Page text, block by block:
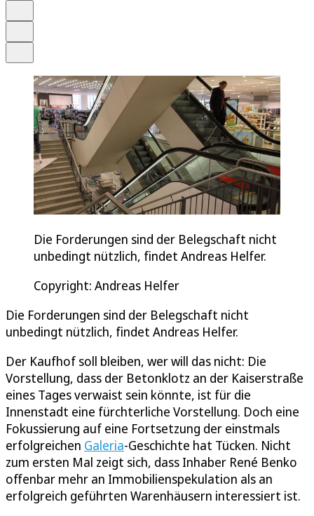
Die Forderungen sind der Belegschaft nicht
unbedingt nützlich, findet Andreas Helfer.
Copyright: Andreas Helfer
Die Forderungen sind der Belegschaft nicht
unbedingt nützlich, findet Andreas Helfer.
Der Kaufhof soll bleiben, wer will das nicht: Die
Vorstellung, dass der Betonklotz an der Kaiserstraße
eines Tages verwaist sein könnte, ist für die
Innenstadt eine fürchterliche Vorstellung. Doch eine
Fokussierung auf eine Fortsetzung der einstmals
erfolgreichen Galeria-Geschichte hat Tücken. Nicht
zum ersten Mal zeigt sich, dass Inhaber René Benko
offenbar mehr an Immobilienspekulation als an
erfolgreich geführten Warenhäusern interessiert ist.